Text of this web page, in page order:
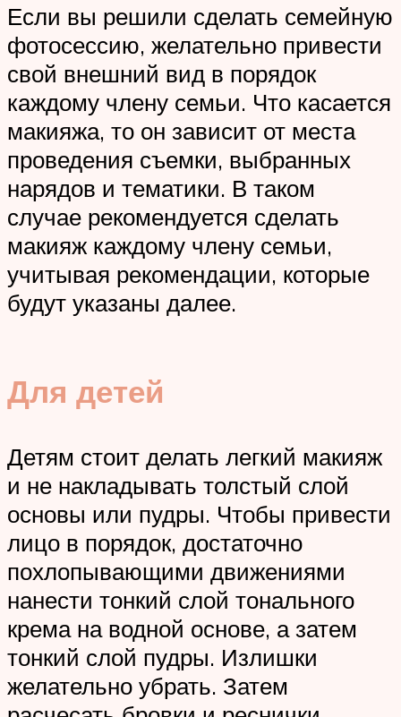
Если вы решили сделать семейную
фотосессию, желательно привести
свой внешний вид в порядок
каждому члену семьи. Что касается
макияжа, то он зависит от места
проведения съемки, выбранных
нарядов и тематики. В таком
случае рекомендуется сделать
макияж каждому члену семьи,
учитывая рекомендации, которые
будут указаны далее.
Для детей
Детям стоит делать легкий макияж
и не накладывать толстый слой
основы или пудры. Чтобы привести
лицо в порядок, достаточно
похлопывающими движениями
нанести тонкий слой тонального
крема на водной основе, а затем
тонкий слой пудры. Излишки
желательно убрать. Затем